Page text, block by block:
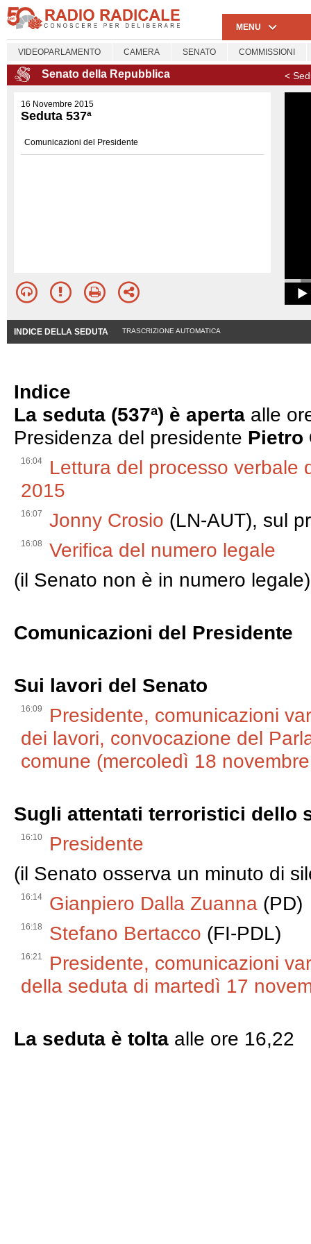
MENU
VIDEOPARLAMENTO CAMERA SENATO COMMISSIONI
Senato della Repubblica <
16 Novembre 2015
Seduta 537ª
Comunicazioni del Presidente
INDICE DELLA SEDUTA TRASCRIZIONE AUTOMATICA
Indice
La seduta (537ª) è aperta alle
Presidenza del presidente Pietro
16:04
Lettura del processo verbale
2015
16:07 Jonny Crosio (LN-AUT), sul
16:08
Verifica del numero legale
(il Senato non è in numero legale)
Comunicazioni del Presidente
Sui lavori del Senato
16:09
Presidente, comunicazioni
dei lavori, convocazione del
comune (mercoledì 18
Sugli attentati terroristici dello
16:10
Presidente
(il Senato osserva un minuto di
16:14 Gianpiero Dalla Zuanna (PD)
16:18 Stefano Bertacco (FI-PDL)
16:21
Presidente, comunicazioni
della seduta di martedì 17
La seduta è tolta alle ore 16,22